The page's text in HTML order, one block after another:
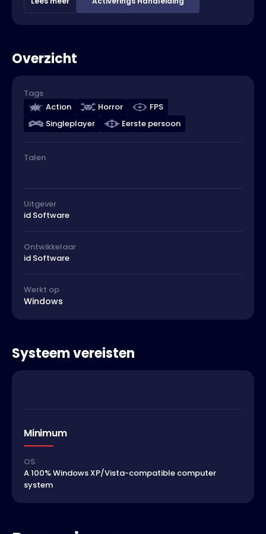
Overzicht
Tags
Action
Horror
FPS
Singleplayer
Eerste persoon
Talen
Uitgever
id Software
Ontwikkelaar
id Software
Werkt op
Windows
Systeem vereisten
Minimum
OS
A 100% Windows XP/Vista-compatible computer
system